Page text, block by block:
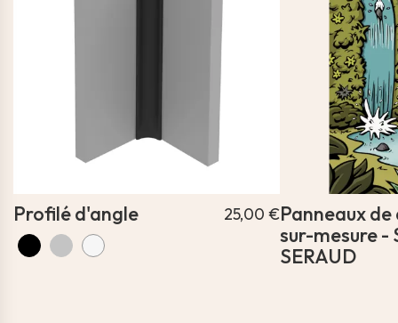
Profilé d'angle 25,00 €Panneaux
sur-mesure -
SERAUD